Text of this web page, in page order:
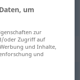
GEH
Verb
um
zur
oder Zugriff auf
und Inhalte,
und